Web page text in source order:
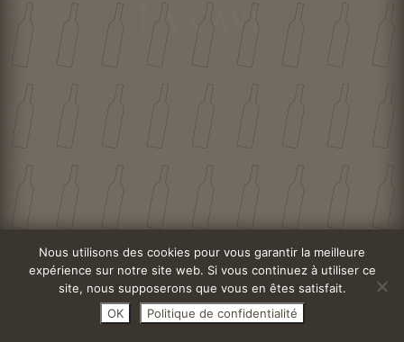
Nous utilisons des cookies pour vous garantir la meilleure
expérience sur notre site web. Si vous continuez à utiliser ce
site, nous supposerons que vous en êtes satisfait.
OK
Politique de confidentialité